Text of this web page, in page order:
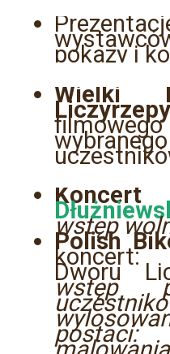
pokazy i
Wielki
wstęp
Polish
Dworu
wstęp
postaci: